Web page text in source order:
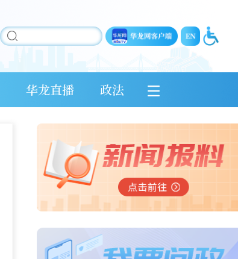
华龙直播 政法